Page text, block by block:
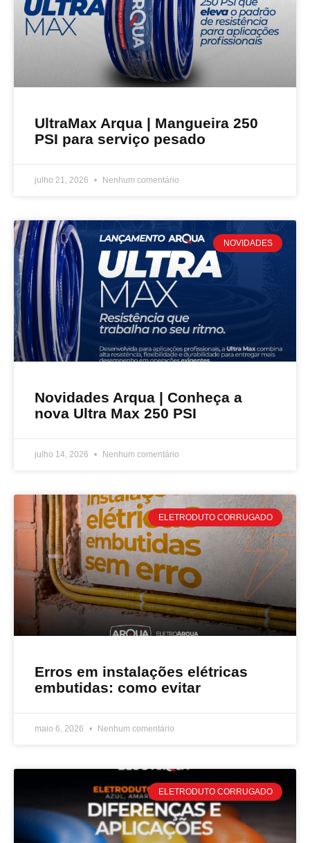
UltraMax Arqua | Mangueira 250
PSI para serviço pesado
julho 21, 2026 Nenhum comentário
NOVIDADES
Novidades Arqua | Conheça a
nova Ultra Max 250 PSI
julho 14, 2026 Nenhum comentário
ELETRODUTO CORRUGADO
Erros em instalações elétricas
embutidas: como evitar
maio 6, 2026 Nenhum comentário
ELETRODUTO CORRUGADO